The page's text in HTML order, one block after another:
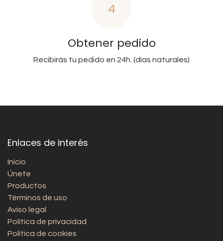
4
Obtener pedido
Recibirás tu pedido en 24h. (días naturales)
Enlaces de interés
Inicio
Únete
Productos
Términos de uso
Aviso legal
Política de privacidad
Política de cookies